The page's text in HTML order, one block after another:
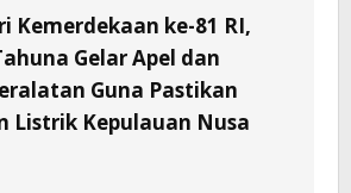
Kemerdekaan ke-81 RI,
Gelar Apel dan
Guna Pastikan
Listrik Kepulauan Nusa